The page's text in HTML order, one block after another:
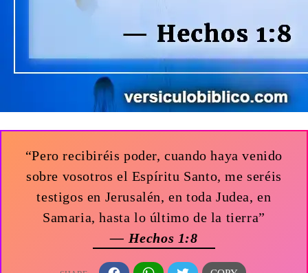
“Pero recibiréis poder, cuando haya venido
sobre vosotros el Espíritu Santo, me seréis
testigos en Jerusalén, en toda Judea, en
Samaria, hasta lo último de la tierra”
— Hechos 1:8